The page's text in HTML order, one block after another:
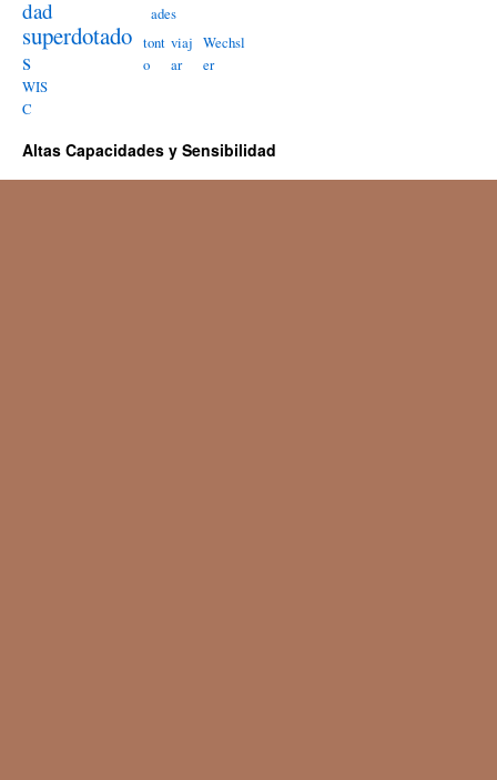
dad
ades
superdotado
s
tont
o
viaj
ar
Wechsl
er
WIS
C
Altas Capacidades y Sensibilidad